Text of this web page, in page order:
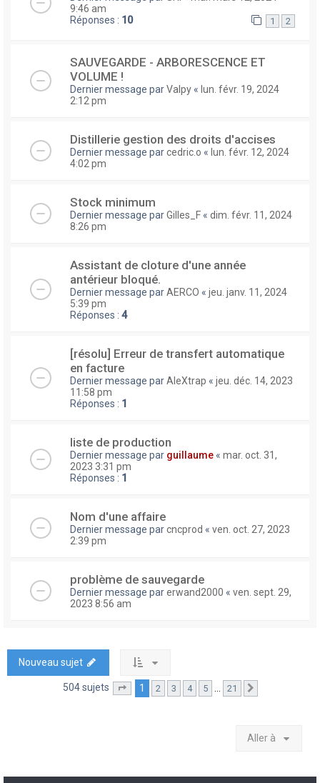
9:46 am
Réponses : 10 1 2
SAUVEGARDE - ARBORESCENCE ET
VOLUME !
Dernier message parValpy « lun. févr. 19, 2024
2:12 pm
Distillerie gestion des droits d'accises
Dernier message parcedric.o « lun. févr. 12, 2024
4:02 pm
Stock minimum
Dernier message parGilles_F « dim. févr. 11, 2024
8:26 pm
Assistant de cloture d'une année
antérieur bloqué.
Dernier message parAERCO « jeu. janv. 11, 2024
5:39 pm
Réponses : 4
[résolu] Erreur de transfert automatique
en facture
Dernier message parAleXtrap « jeu. déc. 14, 2023
11:58 pm
Réponses : 1
liste de production
Dernier message par guillaume « mar. oct. 31,
2023 3:31 pm
Réponses : 1
Nom d'une affaire
Dernier message parcncprod « ven. oct. 27, 2023
2:39 pm
problème de sauvegarde
Dernier message parerwand2000 « ven. sept. 29,
2023 8:56 am
Nouveau sujet
504 sujets Page sur21
1 2 3 4 5 … 21
Aller à